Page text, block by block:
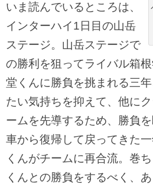
いま読んでいるところは、
インターハイ1日目の山岳
ステージ。山岳ステージで
の勝利を狙ってライバル箱
堂くんに勝負を挑まれる三
たい気持ちを抑えて、他に
ームを先導するため、勝負
車から復帰して戻ってきた
くんがチームに再合流。巻
くんとの勝負をするべく、あ